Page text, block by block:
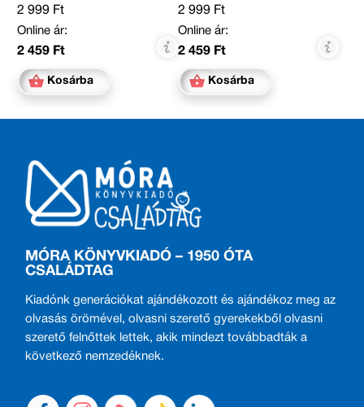
2 999 Ft
Online ár:
2 459 Ft
Kosárba
2 999 Ft
Online ár:
2 459 Ft
Kosárba
MÓRA KÖNYVKIADÓ – 1950 ÓTA
CSALÁDTAG
Kiadónk generációkat ajándékozott és ajándékoz meg az
olvasás örömével, olvasni szerető gyerekekből olvasni
szerető felnőttek lettek, akik mindezt továbbadták a
következő nemzedéknek.